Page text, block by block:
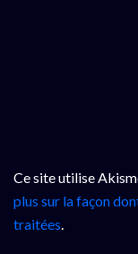
Ce site utilise
plus sur la façon
traitées.